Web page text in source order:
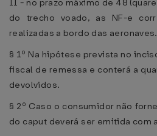
II - no prazo máximo de 48
do trecho voado, as NF-e
realizadas a bordo das aeronaves.
§ 1º Na hipótese prevista no
fiscal de remessa e conterá a
devolvidos.
§ 2º Caso o consumidor não
do caput deverá ser emitida com